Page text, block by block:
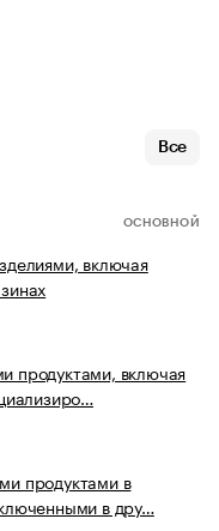
Все
ОСНОВНОЙ
включая
продуктами, включая
продуктами в
в дру…